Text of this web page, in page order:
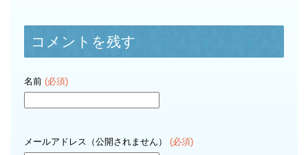
コメントを残す
名前 (必須)
メールアドレス（公開されません） (必須)